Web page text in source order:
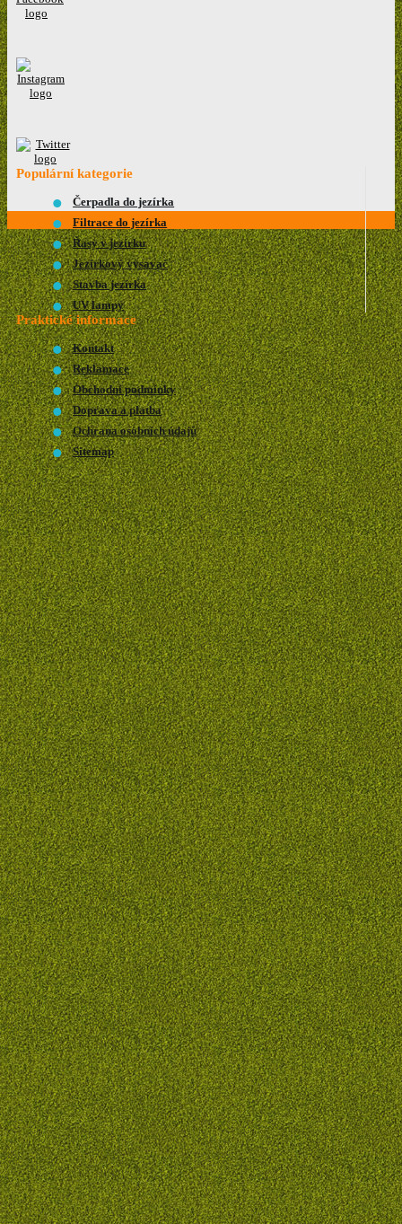
Populární kategorie
Čerpadla do jezírka
Filtrace do jezírka
Řasy v jezírku
Jezírkový vysavač
Stavba jezírka
UV lampy
Praktické informace
Kontakt
Reklamace
Obchodní podmínky
Doprava a platba
Ochrana osobních údajů
Sitemap